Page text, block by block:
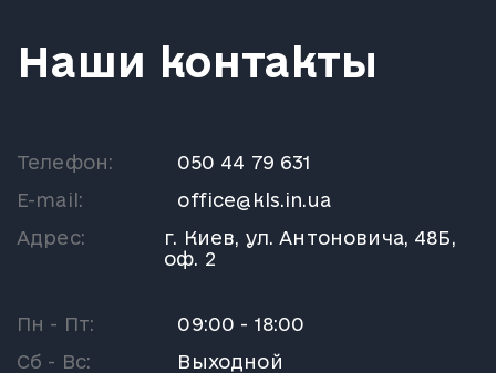
Наши контакты
Телефон:
050 44 79 631
E-mail:
office@kls.in.ua
Адрес:
г. Киев, ул. Антоновича, 48Б,
оф. 2
Пн - Пт:
09:00 - 18:00
Сб - Вс:
Выходной